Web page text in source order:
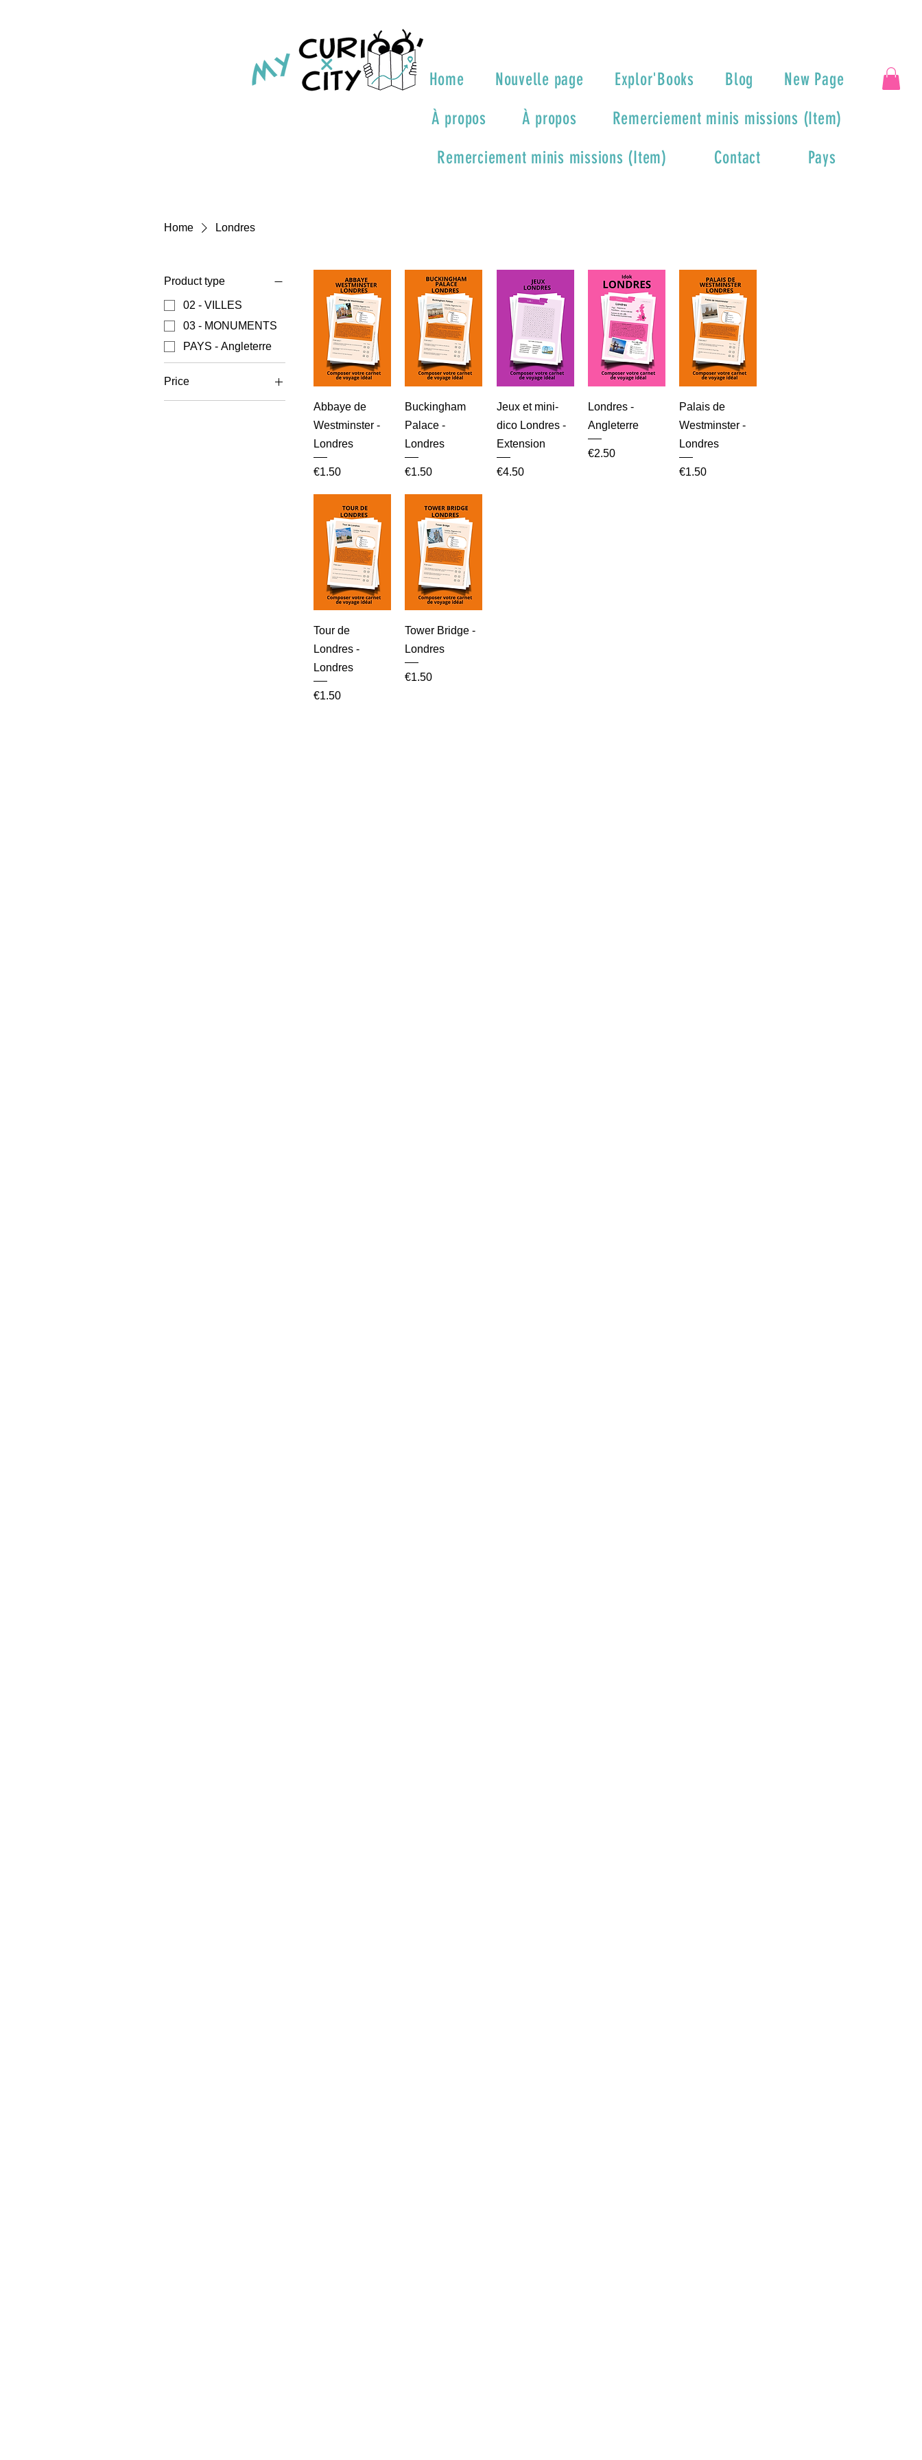
Home Nouvelle page Explor'Books Blog
New Page
À propos
À propos
Remerciement minis missions (Item)
Remerciement minis missions (Item)
Contact Pays
Home Londres
Product type
02 - VILLES
03 - MONUMENTS
PAYS - Angleterre
Price
Abbaye de
Westminster -
Londres
Price
€1.50
Buckingham
Palace -
Londres
Price
€1.50
Jeux et mini-
dico Londres -
Extension
Price
€4.50
Londres -
Angleterre
Price
€2.50
Palais de
Westminster -
Londres
Price
€1.50
Tour de
Londres -
Londres
Price
€1.50
Tower Bridge -
Londres
Price
€1.50